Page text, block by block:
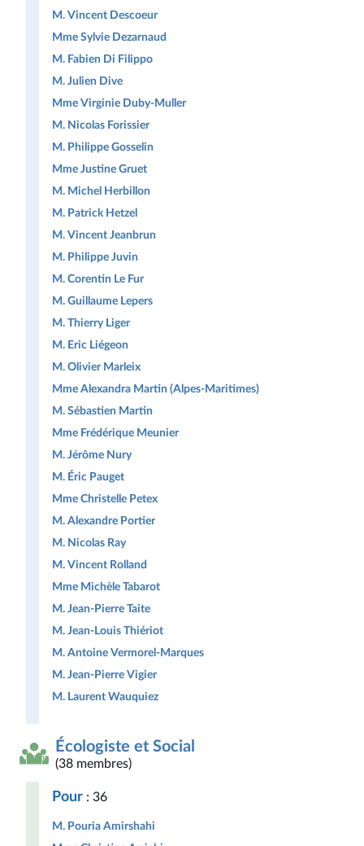
M. Vincent Descoeur
Mme Sylvie Dezarnaud
M. Fabien Di Filippo
M. Julien Dive
Mme Virginie Duby-Muller
M. Nicolas Forissier
M. Philippe Gosselin
Mme Justine Gruet
M. Michel Herbillon
M. Patrick Hetzel
M. Vincent Jeanbrun
M. Philippe Juvin
M. Corentin Le Fur
M. Guillaume Lepers
M. Thierry Liger
M. Eric Liégeon
M. Olivier Marleix
Mme Alexandra Martin (Alpes-Maritimes)
M. Sébastien Martin
Mme Frédérique Meunier
M. Jérôme Nury
M. Éric Pauget
Mme Christelle Petex
M. Alexandre Portier
M. Nicolas Ray
M. Vincent Rolland
Mme Michèle Tabarot
M. Jean-Pierre Taite
M. Jean-Louis Thiériot
M. Antoine Vermorel-Marques
M. Jean-Pierre Vigier
M. Laurent Wauquiez
Écologiste et Social
(38 membres)
Pour : 36
M. Pouria Amirshahi